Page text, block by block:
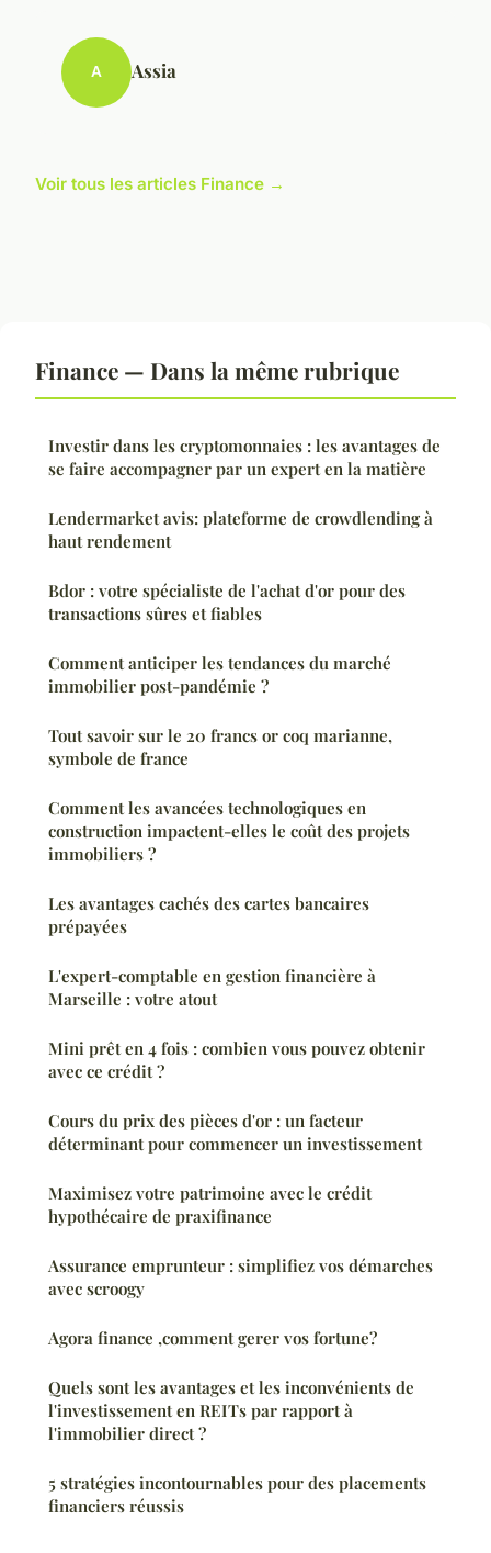
A Assia
Voir tous les articles Finance →
Finance — Dans la même rubrique
Investir dans les cryptomonnaies : les avantages de
se faire accompagner par un expert en la matière
Lendermarket avis: plateforme de crowdlending à
haut rendement
Bdor : votre spécialiste de l'achat d'or pour des
transactions sûres et fiables
Comment anticiper les tendances du marché
immobilier post-pandémie ?
Tout savoir sur le 20 francs or coq marianne,
symbole de france
Comment les avancées technologiques en
construction impactent-elles le coût des projets
immobiliers ?
Les avantages cachés des cartes bancaires
prépayées
L'expert-comptable en gestion financière à
Marseille : votre atout
Mini prêt en 4 fois : combien vous pouvez obtenir
avec ce crédit ?
Cours du prix des pièces d'or : un facteur
déterminant pour commencer un investissement
Maximisez votre patrimoine avec le crédit
hypothécaire de praxifinance
Assurance emprunteur : simplifiez vos démarches
avec scroogy
Agora finance ,comment gerer vos fortune?
Quels sont les avantages et les inconvénients de
l'investissement en REITs par rapport à
l'immobilier direct ?
5 stratégies incontournables pour des placements
financiers réussis